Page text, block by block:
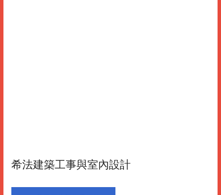
希法建築工事與室內設計